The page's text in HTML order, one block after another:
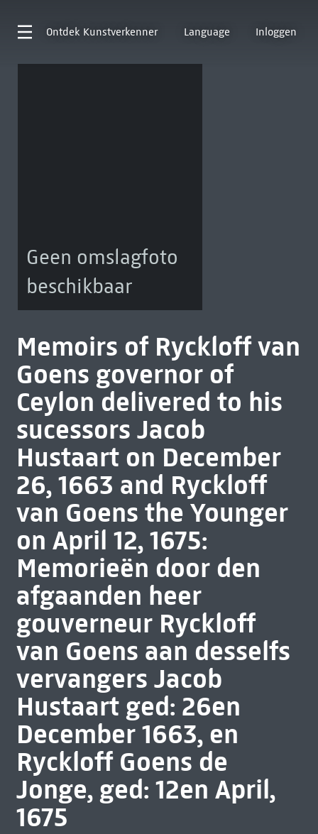
Ontdek Kunstverkenner Language Inloggen
Geen omslagfoto
beschikbaar
Memoirs of Ryckloff van
Goens governor of
Ceylon delivered to his
sucessors Jacob
Hustaart on December
26, 1663 and Ryckloff
van Goens the Younger
on April 12, 1675:
Memorieën door den
afgaanden heer
gouverneur Ryckloff
van Goens aan desselfs
vervangers Jacob
Hustaart ged: 26en
December 1663, en
Ryckloff Goens de
Jonge, ged: 12en April,
1675